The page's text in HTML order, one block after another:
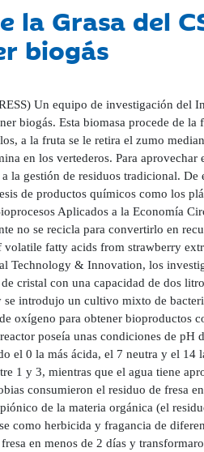
Grasa del
biogás
Un equipo de investigación del
biogás. Esta biomasa procede de
a la fruta se le retira el zumo
en los vertederos. Para
la gestión de residuos tradicional.
de productos químicos como los
Aplicados a la Economía
no se recicla para convertirlo en
fatty acids from strawberry
Technology & Innovation, los
cristal con una capacidad de dos
introdujo un cultivo mixto de
oxígeno para obtener bioproductos
poseía unas condiciones de pH
el 0 la más ácida, el 7 neutra y el
1 y 3, mientras que el agua tiene
consumieron el residuo de fresa
de la materia orgánica (el
como herbicida y fragancia de
en menos de 2 días y